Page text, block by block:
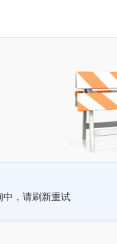
中，请刷新重试